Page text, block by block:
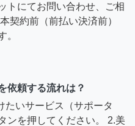
トにてお問い合わせ、ご相
契約前（前払い決済前）
。
依頼する流れは？
たいサービス（サポータ
ンを押してください。 2.美